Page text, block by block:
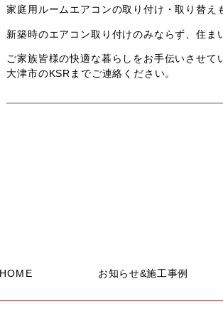
家庭用ルームエアコンの取り付け・取り替え
新築時のエアコン取り付けのみならず、住ま
ご家族皆様の快適な暮らしをお手伝いさせ
大津市のKSRまでご連絡ください。
HOME お知らせ&施工事例